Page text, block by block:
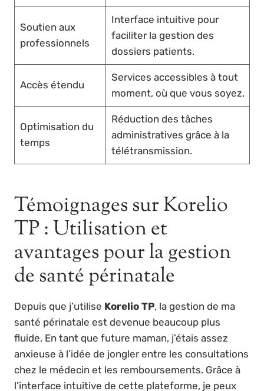
Soutien aux
professionnels
Interface intuitive pour
faciliter la gestion des
dossiers patients.
Accès étendu
Services accessibles à tout
moment, où que vous soyez.
Optimisation du
temps
Réduction des tâches
administratives grâce à la
télétransmission.
Témoignages sur Korelio
TP : Utilisation et
avantages pour la gestion
de santé périnatale
Depuis que j’utilise Korelio TP, la gestion de ma
santé périnatale est devenue beaucoup plus
fluide. En tant que future maman, j’étais assez
anxieuse à l’idée de jongler entre les consultations
chez le médecin et les remboursements. Grâce à
l’interface intuitive de cette plateforme, je peux